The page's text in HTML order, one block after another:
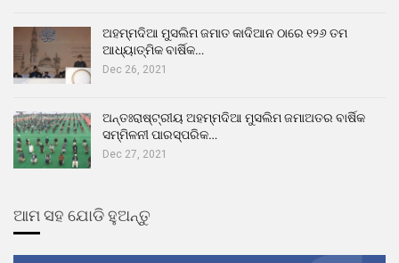
ଅହମ୍ମଦିଆ ମୁସଲିମ ଜମାତ କାଦିଆନ ଠାରେ ୧୨୬ ତମ
ଆଧ୍ୟାତ୍ମିକ ବାର୍ଷିକ…
Dec 26, 2021
ଅନ୍ତଃରାଷ୍ଟ୍ରୀୟ ଅହମ୍ମଦିଆ ମୁସଲିମ ଜମାଅତର ବାର୍ଷିକ
ସମ୍ମିଳନୀ ପାରସ୍ପରିକ…
Dec 27, 2021
ଆମ ସହ ଯୋଡି ହୁଅନ୍ତୁ